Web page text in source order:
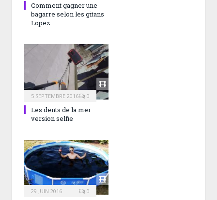
Comment gagner une
bagarre selon les gitans
Lopez
5 SEPTEMBRE 2016 0
Les dents de la mer
version selfie
29 JUIN 2016 0